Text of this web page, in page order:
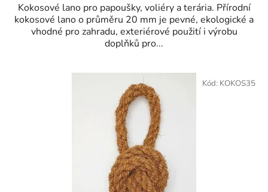
Kokosové lano pro papoušky, voliéry a terária. Přírodní
kokosové lano o průměru 20 mm je pevné, ekologické a
vhodné pro zahradu, exteriérové použití i výrobu
doplňků pro...
Kód: KOKOS35